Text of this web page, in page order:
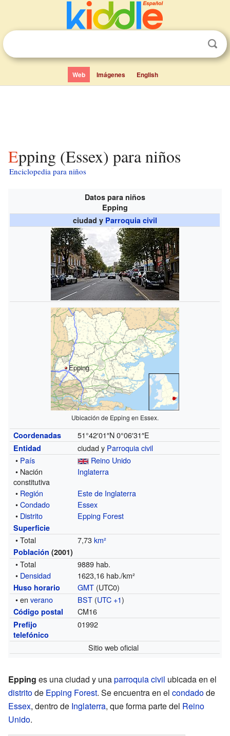
Web Imágenes English
Epping (Essex) para niños
Enciclopedia para niños
Datos para niños
Epping
ciudad y Parroquia civil
Epping
Ubicación de Epping en Essex.
Coordenadas 51°42′01″N 0°06′31″E
Entidad ciudad y Parroquia civil
• País
Reino Unido
• Nación
constitutiva
Inglaterra
• Región
Este de Inglaterra
•Condado
Essex
• Distrito Epping Forest
Superficie
• Total 7,73km²
Población (2001)
• Total
9889 hab.
• Densidad 1623,16 hab./km²
Huso horario GMT (UTC0)
• enverano BST (UTC +1)
Código postal CM16
Prefijo
telefónico
01992
Sitio web oficial
Epping es una ciudad y unaparroquia civil ubicada en el
distritode Epping Forest. Se encuentra en el condadode
Essex, dentro de Inglaterra, que forma parte del Reino
Unido.